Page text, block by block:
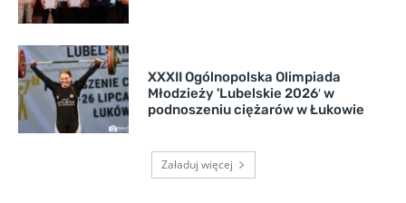
XXXII Ogólnopolska Olimpiada
Młodzieży 'Lubelskie 2026′ w
podnoszeniu ciężarów w Łukowie
Załaduj więcej